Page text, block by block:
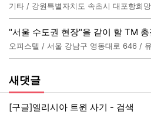
기타 / 강원특별자치도 속초시 대포항희
오피스텔 / 서울 강남구 영동대로 646 /
새댓글
[구글]엘리시아 트윈 사기 - 검색